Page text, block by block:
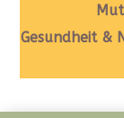
Gesundheit &